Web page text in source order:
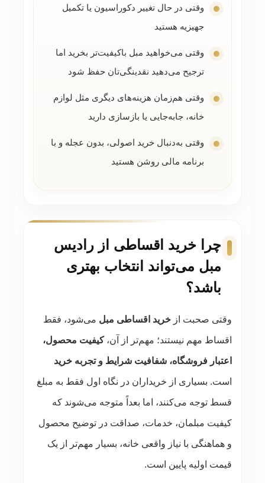
وقتی در حال تغییر دکوراسیون یا تکمیل
جهیزیه هستید
وقتی می‌خواهید مبل باکیفیت‌تر بخرید اما
ترجیح می‌دهید نقدینگی‌تان حفظ شود
وقتی هم‌زمان هزینه‌های دیگری مثل لوازم
خانه، جابه‌جایی یا بازسازی دارید
وقتی به‌دنبال خرید اصولی، بدون عجله و با
برنامه مالی روشن هستید
چرا خرید اقساطی از رادیس
مبل می‌تواند انتخاب بهتری
باشد؟
وقتی صحبت از خرید اقساطی مبل می‌شود، فقط
اقساط مهم نیستند؛ مهم‌تر از آن،کیفیت محصول،
اعتبار فروشگاه، شفافیت شرایط و تجربه خرید
است. بسیاری از خریداران در نگاه اول فقط به مبلغ
قسط توجه می‌کنند، اما بعداً متوجه می‌شوند که
کیفیت مبلمان، خدمات، صداقت در توضیح محصول
و هماهنگی با نیاز واقعی خانه، بسیار مهم‌تر از یک
قیمت اولیه پایین است.